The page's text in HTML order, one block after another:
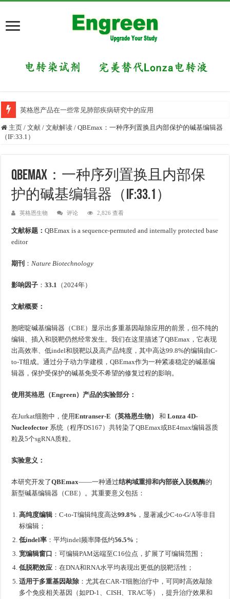
英格恩产品在一些常见肺部疾病研究中的应用
主页 / 文献 / 文献解读 / QBEmax：一种序列置换且内部保护的碱基编辑器
（IF:33.1）
QBEmax：一种序列置换且内部保
护的碱基编辑器（IF:33.1）
英格恩生物 评论 2,826 查看
文献标题：QBEmax is a sequence-permuted and internally protected base
editor
期刊 ： Nature Biotechnology
影响因子 ：33.1 （2024年）
文献概要：
胞嘧啶碱基编辑器（CBE）显示出多重基因敲除应用的前景，但不纯的
编辑、插入和脱靶仍然经常发生。我们在这里描述了QBEmax，它表现
出高效率、低indel和脱靶以及高产品纯度，其中高达99.8%的编辑由C-
to-T组成。通过分子动力学建模，QBEmax作为一种紧凑稳定的碱基编
辑器，保护受保护的碱基免受不希望的修复过程的影响。
使用英格恩 （Engreen）产品的实验部分：
在Jurkat细胞中，使用Entranser-E（英格恩生物） 和Lonza 4D-
Nucleofector 系统（程序DS167）共转染了QBEmax或BE4max编辑器质
粒及5个sgRNA质粒。
实验意义：
本研究开发了QBEmax——一种通过结构域重排和内部嵌入脱氨酶的
新型碱基编辑器（CBE）。其重要意义包括：
高纯度编辑 ：C-to-T编辑纯度高达99.8% ，显著减少C-to-G/A等非目
标编辑；
低indel率 ：平均indel频率降低约56.5% ；
宽编辑窗口 ：可编辑PAM远端至C16位点，扩展了可编辑范围；
低脱靶效应 ：在DNA和RNA水平均表现出更低的脱靶活性；
适用于多重基因敲除 ：尤其在CAR-T细胞治疗中，可同时高效敲除
多个免疫相关基因（如PD-1、CISH、TRAC等），提升治疗效果和